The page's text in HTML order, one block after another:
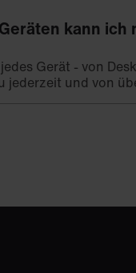
kann
Gerät - von
jederzeit und von